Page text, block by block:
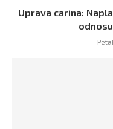
Uprava carina: